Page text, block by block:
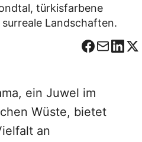
türkisfarbene
Landschaften.
F
e
b
C
e
L
X
ein Juwel im
Wüste, bietet
an